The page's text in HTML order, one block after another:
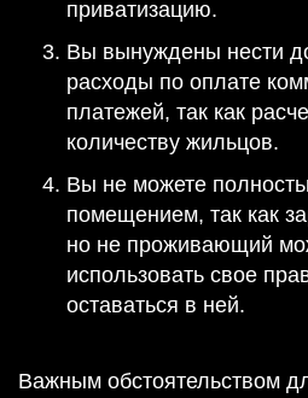
приватизацию.
Вы вынуждены нести
расходы по оплате
платежей, так как
количеству жильцов.
Вы не можете
помещением, так как
но не проживающий
использовать свое
оставаться в ней.
Важным обстоятельством